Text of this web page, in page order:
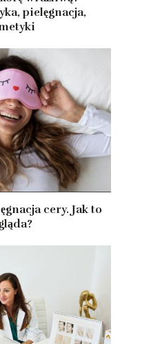
pielęgnacja,
cery. Jak to